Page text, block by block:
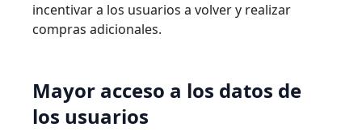
incentivar a los usuarios a volver y realizar
compras adicionales.
Mayor acceso a los datos de
los usuarios